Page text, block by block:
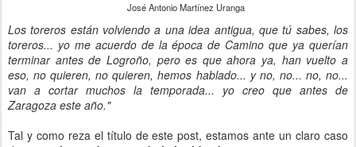
José Antonio Martínez Uranga
Los toreros están volviendo a una idea antigua, que tú sabes, los
toreros... yo me acuerdo de la época de Camino que ya querían
terminar antes de Logroño, pero es que ahora ya, han vuelto a
eso, no quieren, no quieren, hemos hablado... y no, no... no, no...
van a cortar muchos la temporada... yo creo que antes de
Zaragoza este año."
Tal y como reza el título de este post, estamos ante un claro caso